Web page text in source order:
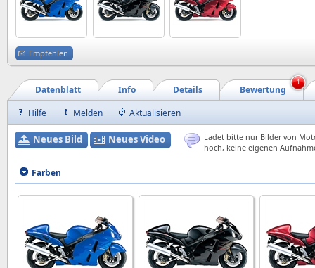
Empfehlen
Bewertung
Details
Info
Datenblatt
1
Hilfe Melden Aktualisieren
Neues Bild Neues Video
Ladet bitte nur Bilder von
hoch, keine eigenen
Farben